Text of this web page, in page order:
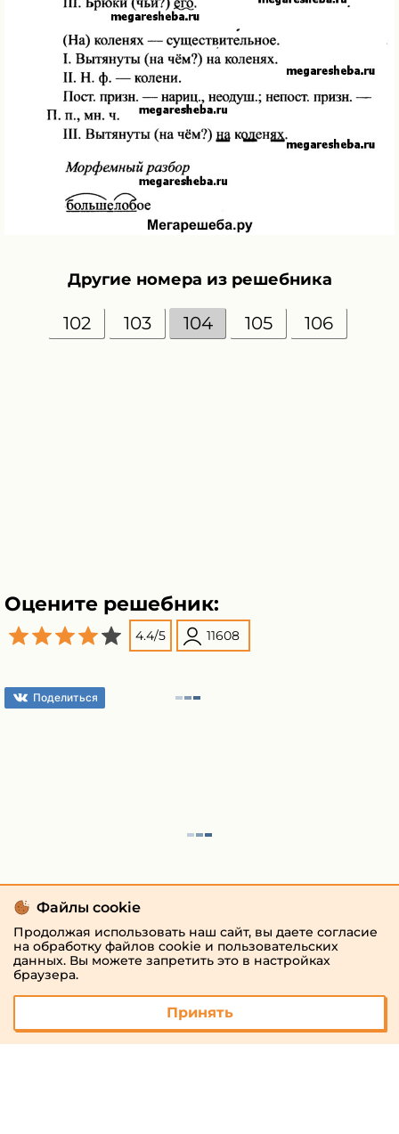
Другие номера из решебника
102 103 104 105 106
Оцените решебник:
4.4/5 11608
Поделиться
Файлы cookie
Продолжая использовать наш сайт, вы даете согласие
на обработку файлов cookie и пользовательских
данных. Вы можете запретить это в настройках
браузера.
Принять